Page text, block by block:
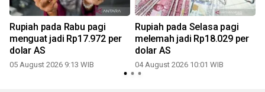
Rupiah pada Rabu pagi
menguat jadi Rp17.972 per
dolar AS
05 August 2026 9:13 WIB
Rupiah pada Selasa pagi
melemah jadi Rp18.029 per
dolar AS
04 August 2026 10:01 WIB